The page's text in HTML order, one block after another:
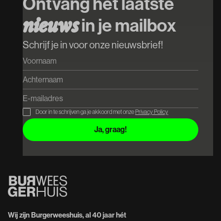
nieuwsin je mailbox
Schrijf je in voor onze nieuwsbrief!
Door in te schrijven ga je akkoord met onzePrivacy Policy
Wij zijn Burgerweeshuis, al 40 jaar hét